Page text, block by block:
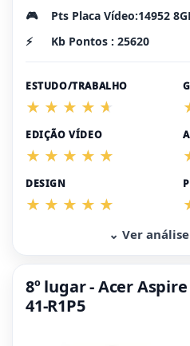
🎮
Pts Placa Vídeo:14952
⚡
Kb Pontos : 25620
ESTUDO/TRABALHO
EDIÇÃO VÍDEO
DESIGN
⌄ Ver
8º lugar - Acer
41-R1P5